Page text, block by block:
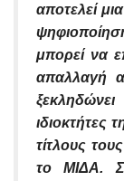
αποτελεί
μπορεί να
απαλλαγή
ιδιοκτήτες
τίτλους
το ΜΙΔΑ.